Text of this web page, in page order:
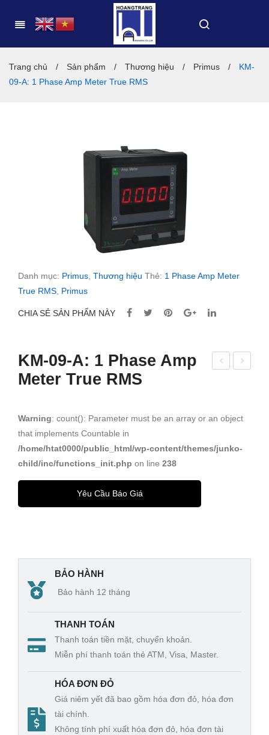
Trang chủ / Sản phẩm / Thương hiệu / Primus /
KM-
09-A: 1 Phase Amp Meter True RMS
Danh mục: Primus, Thương hiệu Thẻ: 1 Phase Amp Meter
True RMS, Primus
CHIA SẺ SẢN PHẨM NÀY
ifun
KM-09-A: 1 Phase Amp
Meter True RMS
Warning: count(): Parameter must be an array or an object
that implements Countable in
/home/htat0000/public_html/wp-content/themes/junko-
child/inc/functions_init.php on line 238
Yêu Cầu Báo Giá
BẢO HÀNH
Bảo hành 12 tháng
THANH TOÁN
Thanh toán tiền mặt, chuyển khoản.
Miễn phí thanh toán thẻ ATM, Visa, Master.
HÓA ĐƠN ĐỎ
Giá niêm yết đã bao gồm hóa đơn đỏ, hóa đơn
tài chính.
Không tính phí xuất hóa đơn đỏ, hóa đơn tài